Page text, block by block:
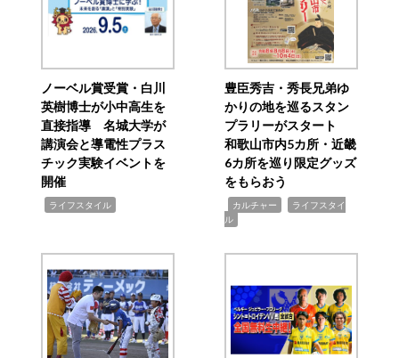
ノーベル賞受賞・白川
英樹博士が小中高生を
直接指導 名城大学が
講演会と導電性プラス
チック実験イベントを
開催
ライフスタイル
豊臣秀吉・秀長兄弟ゆ
かりの地を巡るスタン
プラリーがスタート
和歌山市内5カ所・近畿
6カ所を巡り限定グッズ
をもらおう
カルチャー
ライフスタイ
ル